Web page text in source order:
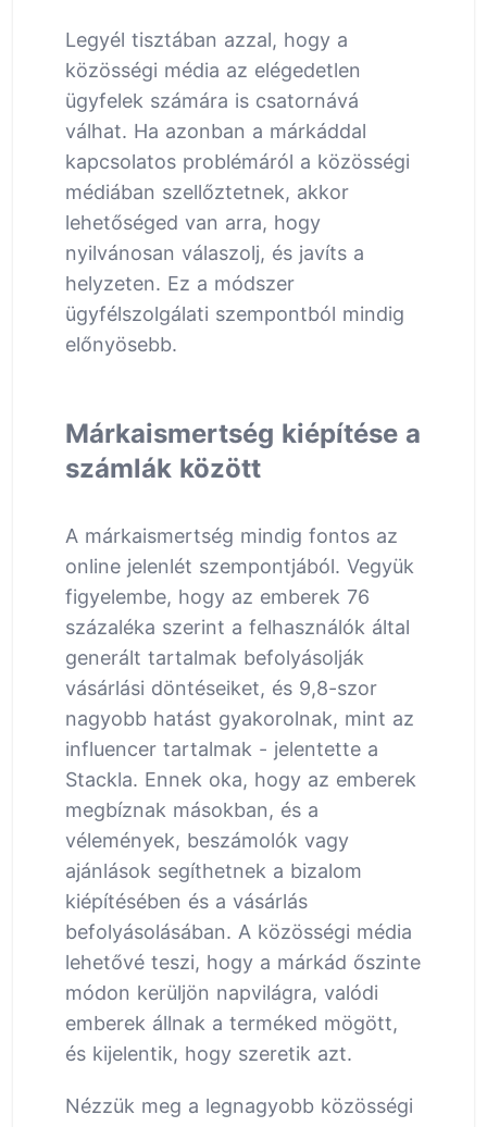
Legyél tisztában azzal, hogy a
közösségi média az elégedetlen
ügyfelek számára is csatornává
válhat. Ha azonban a márkáddal
kapcsolatos problémáról a közösségi
médiában szellőztetnek, akkor
lehetőséged van arra, hogy
nyilvánosan válaszolj, és javíts a
helyzeten. Ez a módszer
ügyfélszolgálati szempontból mindig
előnyösebb.
Márkaismertség kiépítése a
számlák között
A márkaismertség mindig fontos az
online jelenlét szempontjából. Vegyük
figyelembe, hogy az emberek 76
százaléka szerint a felhasználók által
generált tartalmak befolyásolják
vásárlási döntéseiket, és 9,8-szor
nagyobb hatást gyakorolnak, mint az
influencer tartalmak - jelentette a
Stackla. Ennek oka, hogy az emberek
megbíznak másokban, és a
vélemények, beszámolók vagy
ajánlások segíthetnek a bizalom
kiépítésében és a vásárlás
befolyásolásában. A közösségi média
lehetővé teszi, hogy a márkád őszinte
módon kerüljön napvilágra, valódi
emberek állnak a terméked mögött,
és kijelentik, hogy szeretik azt.
Nézzük meg a legnagyobb közösségi